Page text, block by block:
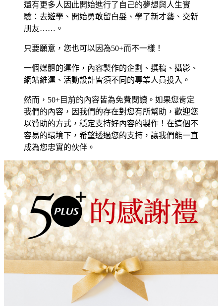
還有更多人因此開始進行了自己的夢想與人生實
驗：去遊學、開始勇敢留白髮、學了新才藝、交新
朋友……。
只要願意，您也可以因為50+而不一樣！
一個媒體的運作，內容製作的企劃、撰稿、攝影、
網站維運、活動設計皆須不同的專業人員投入。
然而，50+目前的內容皆為免費閱讀。如果您肯定
我們的內容，因我們的存在對您有所幫助，歡迎您
以贊助的方式，穩定支持好內容的製作！在這個不
容易的環境下，希望透過您的支持，讓我們能一直
成為您忠實的伙伴。